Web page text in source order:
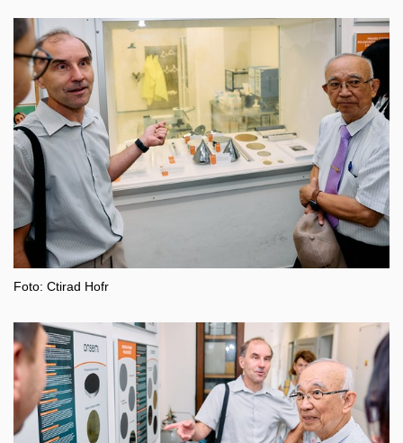
Foto: Ctirad Hofr